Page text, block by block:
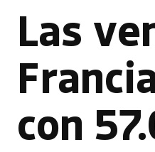
Las
con